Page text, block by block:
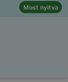
Most nyitva